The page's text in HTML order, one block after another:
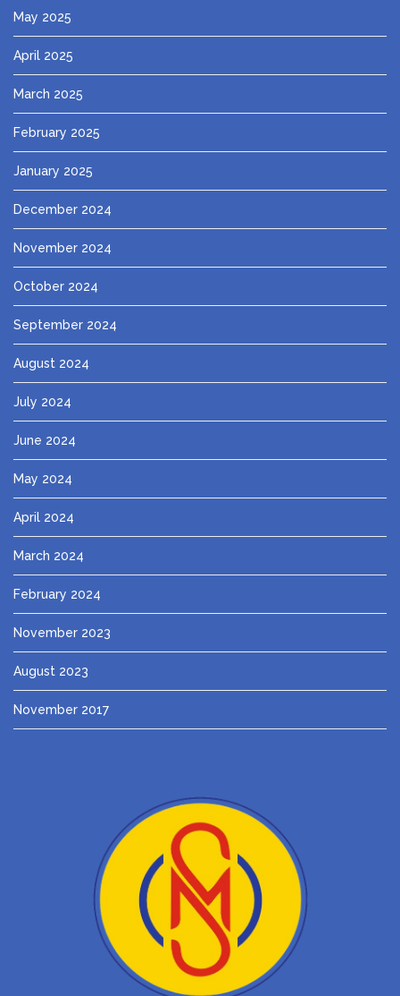
May 2025
April 2025
March 2025
February 2025
January 2025
December 2024
November 2024
October 2024
September 2024
August 2024
July 2024
June 2024
May 2024
April 2024
March 2024
February 2024
November 2023
August 2023
November 2017